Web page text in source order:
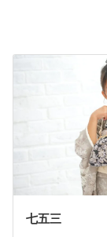
七五三